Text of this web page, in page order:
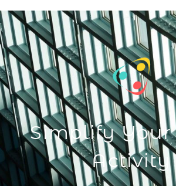
Simplify
Activity